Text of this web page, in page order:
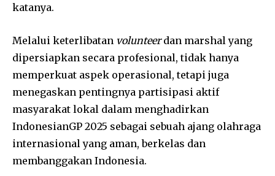
katanya.
Melalui keterlibatan volunteerdan marshal yang
dipersiapkan secara profesional, tidak hanya
memperkuat aspek operasional, tetapi juga
menegaskan pentingnya partisipasi aktif
masyarakat lokal dalam menghadirkan
IndonesianGP 2025 sebagai sebuah ajang olahraga
internasional yang aman, berkelas dan
membanggakan Indonesia.